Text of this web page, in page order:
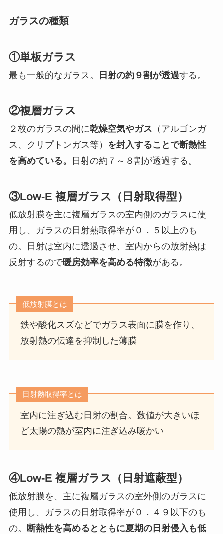
ガラスの種類
①単板ガラス
最も一般的なガラス。 日射の約９割が透過する。
②複層ガラス
２枚のガラスの間に乾燥空気やガス （アルゴンガ
ス、クリプトンガス等）
を封入することで断熱性
を高めている。
日射の約７～８割が透過する。
③Low-E 複層ガラス（日射取得型）
低放射膜を主に複層ガラスの室内側のガラスに使
用し、ガラスの日射熱取得率が０．５以上のも
の。日射は室内に透過させ、室内からの放射熱は
反射するので暖房効率を高める特徴がある。
低放射膜とは
鉄や酸化スズなどでガラス表面に膜を作り、
放射熱の伝達を抑制した薄膜
日射熱取得率とは
室内に注ぎ込む日射の割合。数値が大きいほ
ど太陽の熱が室内に注ぎ込み暖かい
④Low-E 複層ガラス（日射遮蔽型）
低放射膜を、主に複層ガラスの室外側のガラスに
使用し、ガラスの日射取得率が０．４９以下のも
の。
断熱性を高めるとともに夏期の日射侵入も低